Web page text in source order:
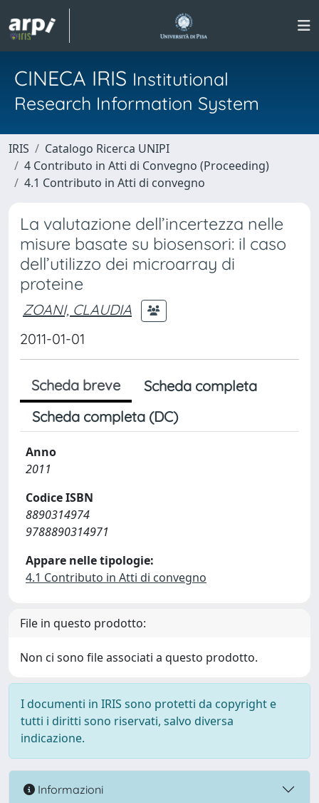
CINECA IRIS Institutional
Research Information System
IRIS
Catalogo Ricerca UNIPI
4 Contributo in Atti di Convegno (Proceeding)
4.1 Contributo in Atti di convegno
La valutazione dell’incertezza nelle
misure basate su biosensori: il caso
dell’utilizzo dei microarray di
proteine
ZOANI, CLAUDIA
2011-01-01
Scheda breve
Scheda completa
Scheda completa (DC)
Anno
2011
Codice ISBN
8890314974
9788890314971
Appare nelle tipologie:
4.1 Contributo in Atti di convegno
File in questo prodotto:
Non ci sono file associati a questo prodotto.
I documenti in IRIS sono protetti da copyright e
tutti i diritti sono riservati, salvo diversa
indicazione.
Informazioni